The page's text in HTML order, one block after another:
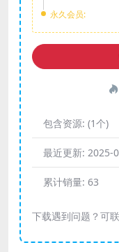
永久会员:
包含资源: (1个)
最近更新: 2025-
累计销量: 63
下载遇到问题？可